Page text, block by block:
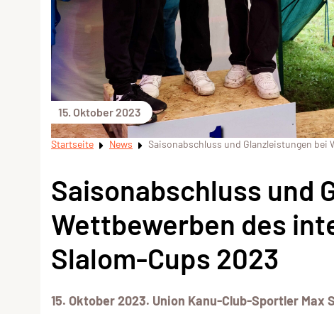
15. Oktober 2023
Startseite News Saisonabschluss und Glanzleistungen
Saisonabschluss und
Wettbewerben des
Slalom-Cups 2023
15. Oktober 2023. Union Kanu-Club-Sportler